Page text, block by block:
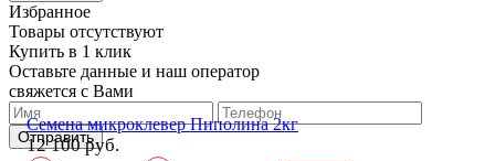
Семена микроклевер Пиполина 2кг
12 100 руб.
Избранное
Товары отсутствуют
Купить в 1 клик
Оставьте данные и наш оператор
свяжется с Вами
Отправить